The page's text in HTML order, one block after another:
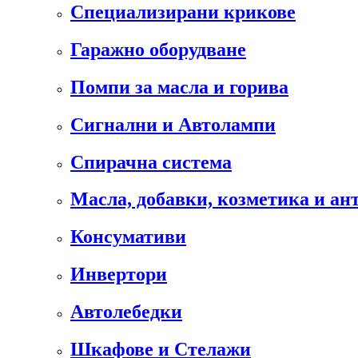
Специализирани крикове
Гаражно оборудване
Помпи за масла и горива
Сигнални и Автолампи
Спирачна система
Масла, добавки, козметика и
Консумативи
Инвертори
Автолебедки
Шкафове и Стелажи